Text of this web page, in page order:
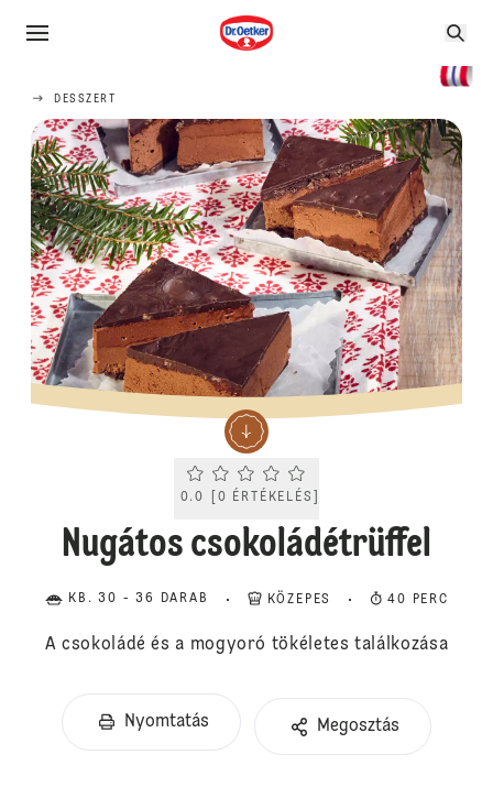
DESSZERT
Current rating 0.0. Click to rate.
0.0 0 ÉRTÉKELÉS
Nugátos csokoládétrüffel
KB. 30 - 36 DARAB KÖZEPES 40 PERC
A csokoládé és a mogyoró tökéletes találkozása
Nyomtatás Megosztás